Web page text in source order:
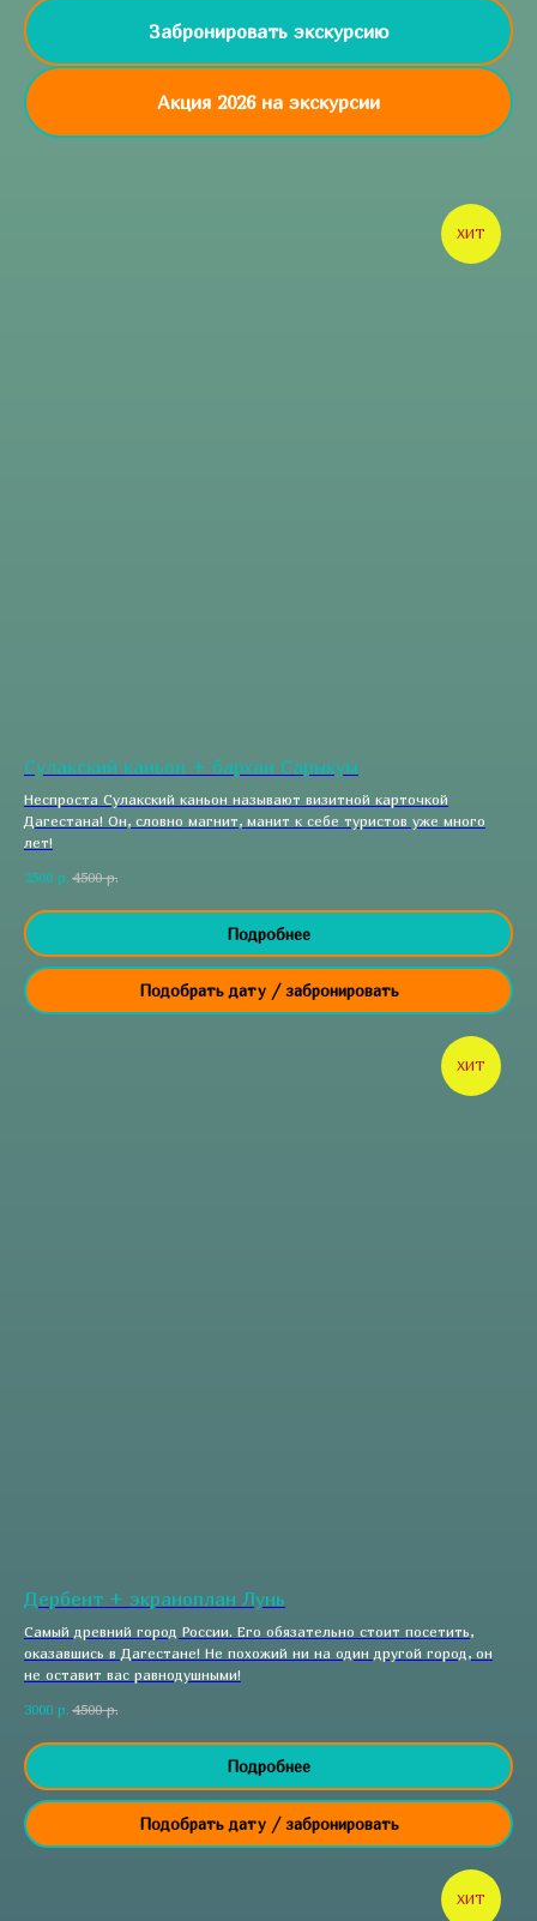
Забронировать экскурсию
Акция 2026 на экскурсии
ХИТ
Сулакский каньон + бархан Сарыкум
Неспроста Сулакский каньон называют визитной карточкой
Дагестана! Он, словно магнит, манит к себе туристов уже много
лет!
2500 р. 4500 р.
Подробнее
Подобрать дату / забронировать
ХИТ
Дербент + экраноплан Лунь
Самый древний город России. Его обязательно стоит посетить,
оказавшись в Дагестане! Не похожий ни на один другой город, он
не оставит вас равнодушными!
3000 р. 4500 р.
Подробнее
Подобрать дату / забронировать
ХИТ